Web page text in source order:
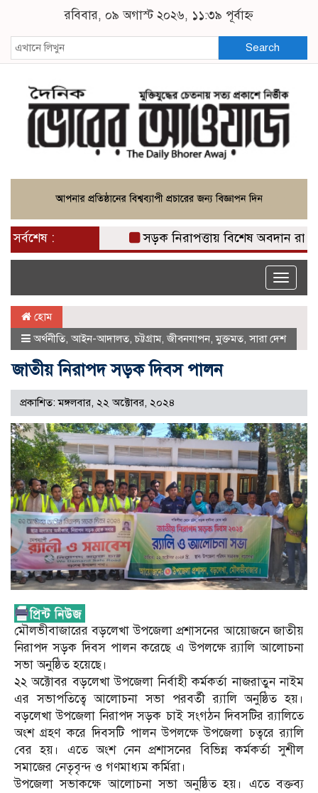
রবিবার, ০৯ অগাস্ট ২০২৬, ১১:৩৯ পূর্বাহ্ন
Search
সর্বশেষ : সড়ক নিরাপত্তায় বিশেষ অবদান রাখায়
Toggle
হোম
অর্থনীতি, আইন-আদালত,চট্টগ্রাম,জীবনযাপন,মুক্তমত,সারা দেশ
জাতীয় নিরাপদ সড়ক দিবস পালন
প্রকাশিত: মঙ্গলবার, ২২ অক্টোবর, ২০২৪
মৌলভীবাজারের বড়লেখা উপজেলা প্রশাসনের আয়োজনে জাতীয়
নিরাপদ সড়ক দিবস পালন করেছে এ উপলক্ষে র‌্যালি আলোচনা
সভা অনুষ্ঠিত হয়েছে।
২২ অক্টোবর বড়লেখা উপজেলা নির্বাহী কর্মকর্তা নাজরাতুন নাইম
এর সভাপতিত্বে আলোচনা সভা পরবর্তী র‌্যালি অনুষ্ঠিত হয়।
বড়লেখা উপজেলা নিরাপদ সড়ক চাই সংগঠন দিবসটির র‌্যালিতে
অংশ গ্রহণ করে দিবসটি পালন উপলক্ষে উপজেলা চত্বরে র‌্যালি
বের হয়। এতে অংশ নেন প্রশাসনের বিভিন্ন কর্মকর্তা সুশীল
সমাজের নেতৃবৃন্দ ও গণমাধ্যম কর্মিরা।
উপজেলা সভাকক্ষে আলোচনা সভা অনুষ্ঠিত হয়। এতে বক্তব্য